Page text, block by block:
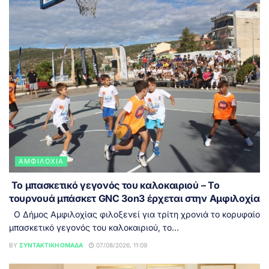
ΑΜΦΙΛΟΧΊΑ
Το μπασκετικό γεγονός του καλοκαιριού – Το
τουρνουά μπάσκετ GNC 3on3 έρχεται στην Αμφιλοχία
Ο Δήμος Αμφιλοχίας φιλοξενεί για τρίτη χρονιά το κορυφαίο
μπασκετικό γεγονός του καλοκαιριού, το...
BY ΣΥΝΤΑΚΤΙΚΉ ΟΜΆΔΑ 07/08/2026, 11:09